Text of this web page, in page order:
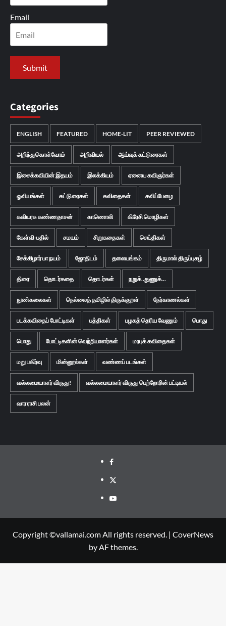
Email
Categories
ENGLISH FEATURED HOME-LIT PEER REVIEWED
அறிந்துகொள்வோம் அறிவியல் ஆய்வுக் கட்டுரைகள்
இசைக்கவியின் இதயம் இலக்கியம் ஏனைய கவிஞர்கள்
ஓவியங்கள் கட்டுரைகள் கவிதைகள் கவிப்பேழை
கவியரசு கண்ணதாசன் காணொலி கிரேசி மொழிகள்
கேள்வி-பதில் சமயம் சிறுகதைகள் செய்திகள்
சேக்கிழார் பா நயம் ஜோதிடம் தலையங்கம் திருமால் திருப்புகழ்
திரை தொடர்கதை தொடர்கள் நறுக்..துணுக்...
நுண்கலைகள் நெல்லைத் தமிழில் திருக்குறள் நேர்காணல்கள்
படக்கவிதைப் போட்டிகள் பத்திகள் பழகத் தெரிய வேணும் பொது
பொது போட்டிகளின் வெற்றியாளர்கள் மரபுக் கவிதைகள்
மறு பகிர்வு மின்னூல்கள் வண்ணப் படங்கள்
வல்லமையாளர் விருது! வல்லமையாளர் விருது பெற்றோரின் பட்டியல்
வார ராசி பலன்
Facebook
Twitter
Youtube
Copyright ©vallamai.com All rights reserved. | CoverNews
by AF themes.